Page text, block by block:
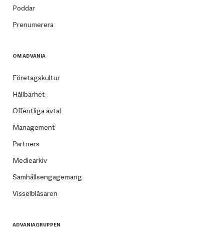
Poddar
Prenumerera
OM ADVANIA
Företagskultur
Hållbarhet
Offentliga avtal
Management
Partners
Mediearkiv
Samhällsengagemang
Visselblåsaren
ADVANIAGRUPPEN